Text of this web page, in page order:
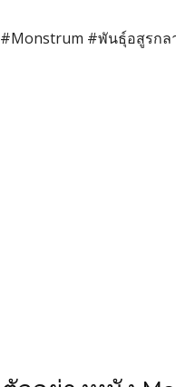
#Monstrum #พันธุ์อสูรกล